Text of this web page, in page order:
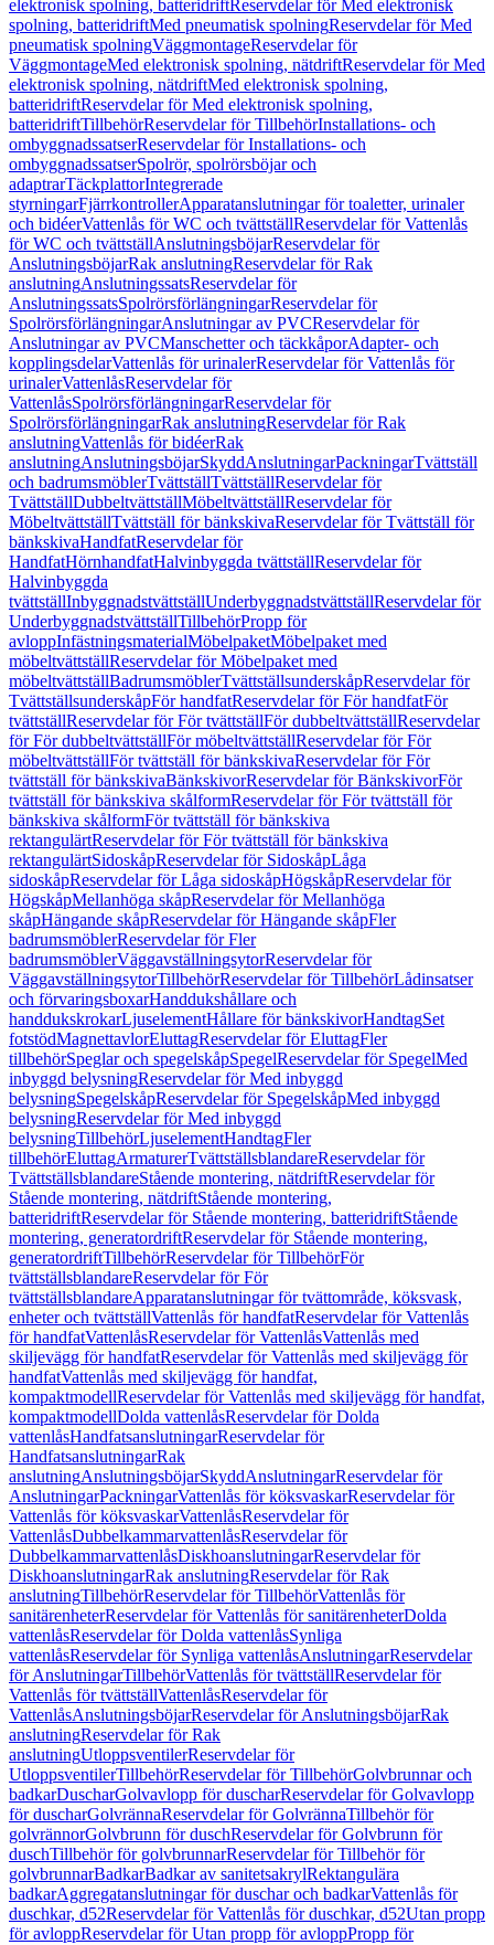
elektronisk spolning, batteridriftReservdelar för Med elektronisk
spolning, batteridriftMed pneumatisk spolningReservdelar för Med
pneumatisk spolningVäggmontageReservdelar för
VäggmontageMed elektronisk spolning, nätdriftReservdelar för Med
elektronisk spolning, nätdriftMed elektronisk spolning,
batteridriftReservdelar för Med elektronisk spolning,
batteridriftTillbehörReservdelar för TillbehörInstallations- och
ombyggnadssatserReservdelar för Installations- och
ombyggnadssatserSpolrör, spolrörsböjar och
adaptrarTäckplattorIntegrerade
styrningarFjärrkontrollerApparatanslutningar för toaletter, urinaler
och bidéerVattenlås för WC och tvättställReservdelar för Vattenlås
för WC och tvättställAnslutningsböjarReservdelar för
AnslutningsböjarRak anslutningReservdelar för Rak
anslutningAnslutningssatsReservdelar för
AnslutningssatsSpolrörsförlängningarReservdelar för
SpolrörsförlängningarAnslutningar av PVCReservdelar för
Anslutningar av PVCManschetter och täckkåporAdapter- och
kopplingsdelarVattenlås för urinalerReservdelar för Vattenlås för
urinalerVattenlåsReservdelar för
VattenlåsSpolrörsförlängningarReservdelar för
SpolrörsförlängningarRak anslutningReservdelar för Rak
anslutningVattenlås för bidéerRak
anslutningAnslutningsböjarSkyddAnslutningarPackningarTvättställ
och badrumsmöblerTvättställTvättställReservdelar för
TvättställDubbeltvättställMöbeltvättställReservdelar för
MöbeltvättställTvättställ för bänkskivaReservdelar för Tvättställ för
bänkskivaHandfatReservdelar för
HandfatHörnhandfatHalvinbyggda tvättställReservdelar för
Halvinbyggda
tvättställInbyggnadstvättställUnderbyggnadstvättställReservdelar för
UnderbyggnadstvättställTillbehörPropp för
avloppInfästningsmaterialMöbelpaketMöbelpaket med
möbeltvättställReservdelar för Möbelpaket med
möbeltvättställBadrumsmöblerTvättställsunderskåpReservdelar för
TvättställsunderskåpFör handfatReservdelar för För handfatFör
tvättställReservdelar för För tvättställFör dubbeltvättställReservdelar
för För dubbeltvättställFör möbeltvättställReservdelar för För
möbeltvättställFör tvättställ för bänkskivaReservdelar för För
tvättställ för bänkskivaBänkskivorReservdelar för BänkskivorFör
tvättställ för bänkskiva skålformReservdelar för För tvättställ för
bänkskiva skålformFör tvättställ för bänkskiva
rektangulärtReservdelar för För tvättställ för bänkskiva
rektangulärtSidoskåpReservdelar för SidoskåpLåga
sidoskåpReservdelar för Låga sidoskåpHögskåpReservdelar för
HögskåpMellanhöga skåpReservdelar för Mellanhöga
skåpHängande skåpReservdelar för Hängande skåpFler
badrumsmöblerReservdelar för Fler
badrumsmöblerVäggavställningsytorReservdelar för
VäggavställningsytorTillbehörReservdelar för TillbehörLådinsatser
och förvaringsboxarHanddukshållare och
handdukskrokarLjuselementHållare för bänkskivorHandtagSet
fotstödMagnettavlorEluttagReservdelar för EluttagFler
tillbehörSpeglar och spegelskåpSpegelReservdelar för SpegelMed
inbyggd belysningReservdelar för Med inbyggd
belysningSpegelskåpReservdelar för SpegelskåpMed inbyggd
belysningReservdelar för Med inbyggd
belysningTillbehörLjuselementHandtagFler
tillbehörEluttagArmaturerTvättställsblandareReservdelar för
TvättställsblandareStående montering, nätdriftReservdelar för
Stående montering, nätdriftStående montering,
batteridriftReservdelar för Stående montering, batteridriftStående
montering, generatordriftReservdelar för Stående montering,
generatordriftTillbehörReservdelar för TillbehörFör
tvättställsblandareReservdelar för För
tvättställsblandareApparatanslutningar för tvättområde, köksvask,
enheter och tvättställVattenlås för handfatReservdelar för Vattenlås
för handfatVattenlåsReservdelar för VattenlåsVattenlås med
skiljevägg för handfatReservdelar för Vattenlås med skiljevägg för
handfatVattenlås med skiljevägg för handfat,
kompaktmodellReservdelar för Vattenlås med skiljevägg för handfat,
kompaktmodellDolda vattenlåsReservdelar för Dolda
vattenlåsHandfatsanslutningarReservdelar för
HandfatsanslutningarRak
anslutningAnslutningsböjarSkyddAnslutningarReservdelar för
AnslutningarPackningarVattenlås för köksvaskarReservdelar för
Vattenlås för köksvaskarVattenlåsReservdelar för
VattenlåsDubbelkammarvattenlåsReservdelar för
DubbelkammarvattenlåsDiskhoanslutningarReservdelar för
DiskhoanslutningarRak anslutningReservdelar för Rak
anslutningTillbehörReservdelar för TillbehörVattenlås för
sanitärenheterReservdelar för Vattenlås för sanitärenheterDolda
vattenlåsReservdelar för Dolda vattenlåsSynliga
vattenlåsReservdelar för Synliga vattenlåsAnslutningarReservdelar
för AnslutningarTillbehörVattenlås för tvättställReservdelar för
Vattenlås för tvättställVattenlåsReservdelar för
VattenlåsAnslutningsböjarReservdelar för AnslutningsböjarRak
anslutningReservdelar för Rak
anslutningUtloppsventilerReservdelar för
UtloppsventilerTillbehörReservdelar för TillbehörGolvbrunnar och
badkarDuscharGolvavlopp för duscharReservdelar för Golvavlopp
för duscharGolvrännaReservdelar för GolvrännaTillbehör för
golvrännorGolvbrunn för duschReservdelar för Golvbrunn för
duschTillbehör för golvbrunnarReservdelar för Tillbehör för
golvbrunnarBadkarBadkar av sanitetsakrylRektangulära
badkarAggregatanslutningar för duschar och badkarVattenlås för
duschkar, d52Reservdelar för Vattenlås för duschkar, d52Utan propp
för avloppReservdelar för Utan propp för avloppPropp för